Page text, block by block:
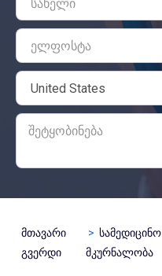
მთავარი
გვერდი
სამედიცინო
მკურნალობა